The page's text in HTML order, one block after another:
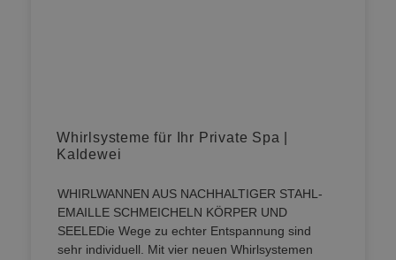
Whirlsysteme für Ihr Private Spa |
Kaldewei
WHIRLWANNEN AUS NACHHALTIGER STAHL-
EMAILLE SCHMEICHELN KÖRPER UND
SEELEDie Wege zu echter Entspannung sind
sehr individuell. Mit vier neuen Whirlsystemen